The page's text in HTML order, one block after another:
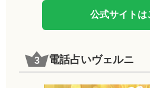
公式サイトは
電話占いヴェルニ